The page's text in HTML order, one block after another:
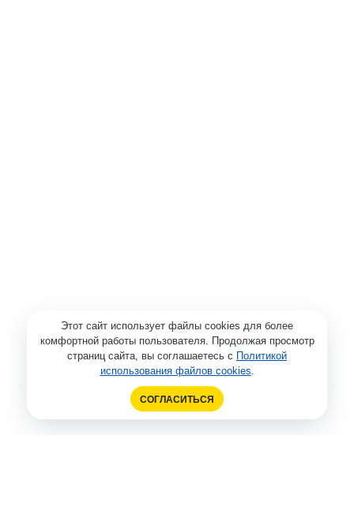
Этот сайт использует файлы cookies для более
комфортной работы пользователя. Продолжая просмотр
страниц сайта, вы соглашаетесь с Политикой
использования файлов cookies.
СОГЛАСИТЬСЯ